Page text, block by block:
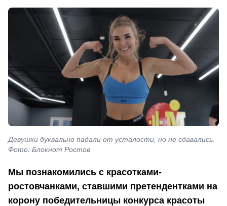
Девушки буквально падали от усталости, но не сдавались.
Фото: Блокнот Ростов
Мы познакомились с красотками-
ростовчанками, ставшими претендентками на
корону победительницы конкурса красоты